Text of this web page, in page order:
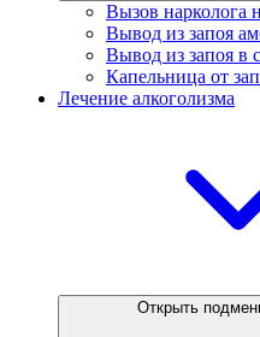
Вызов нарколога
Вывод из запоя
Вывод из запоя в
Капельница от
Лечение алкоголизма
Открыть